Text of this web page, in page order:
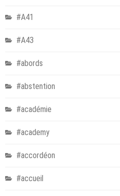
#A41
#A43
#abords
#abstention
#académie
#academy
#accordéon
#accueil